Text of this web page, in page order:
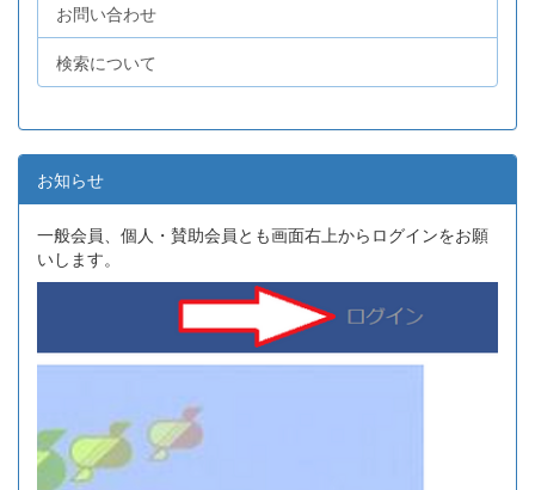
お問い合わせ
検索について
お知らせ
一般会員、個人・賛助会員とも画面右上からログインをお願
いします。